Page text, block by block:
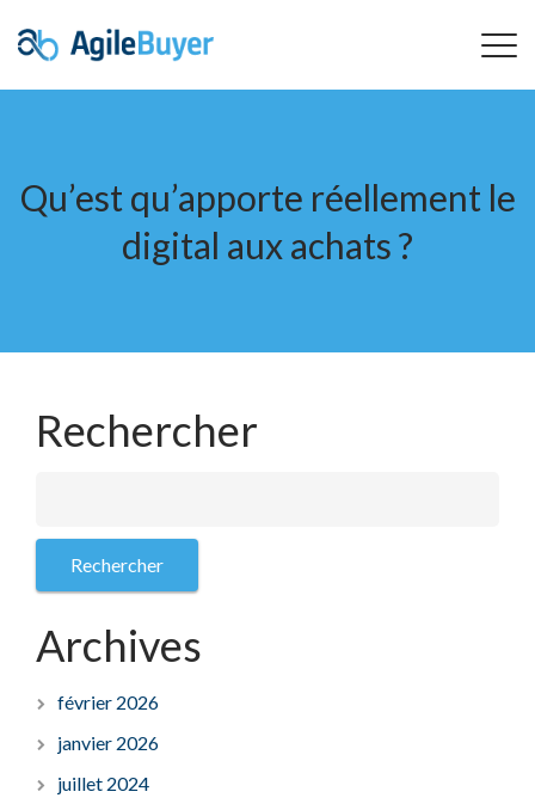
Qu’est qu’apporte réellement le
digital aux achats ?
Rechercher
Archives
février 2026
janvier 2026
juillet 2024